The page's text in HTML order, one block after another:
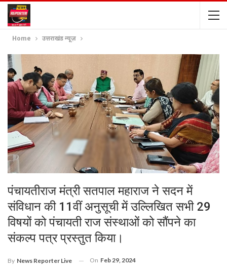
Home उत्तराखंड न्यूज़
पंचायतीराज मंत्री सतपाल महाराज ने सदन में
संविधान की 11वीं अनुसूची में उल्लिखित सभी 29
विषयों को पंचायती राज संस्थाओं को सौंपने का
संकल्प पत्र प्रस्तुत किया।
By News Reporter Live On Feb 29, 2024